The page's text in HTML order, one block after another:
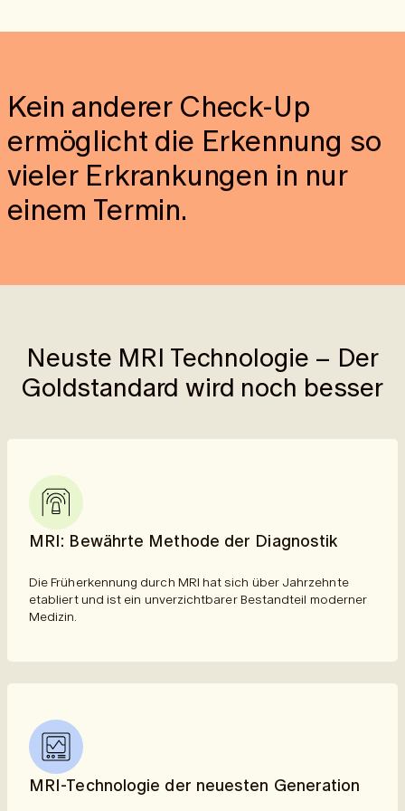
Untersuchungen erforderlich.
Kein anderer Check-Up
ermöglicht die Erkennung so
vieler Erkrankungen in nur
einem Termin.
Neuste MRI Technologie – Der
Goldstandard wird noch besser
MRI: Bewährte Methode der Diagnostik
Die Früherkennung durch MRI hat sich über Jahrzehnte
etabliert und ist ein unverzichtbarer Bestandteil moderner
Medizin.
MRI-Technologie der neuesten Generation